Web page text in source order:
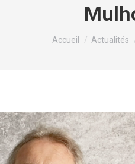
Vous êtes ici :
Accueil Actualités